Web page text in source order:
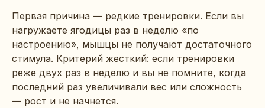
Первая причина — редкие тренировки. Если вы
нагружаете ягодицы раз в неделю «по
настроению», мышцы не получают достаточного
стимула. Критерий жесткий: если тренировки
реже двух раз в неделю и вы не помните, когда
последний раз увеличивали вес или сложность
— рост и не начнется.